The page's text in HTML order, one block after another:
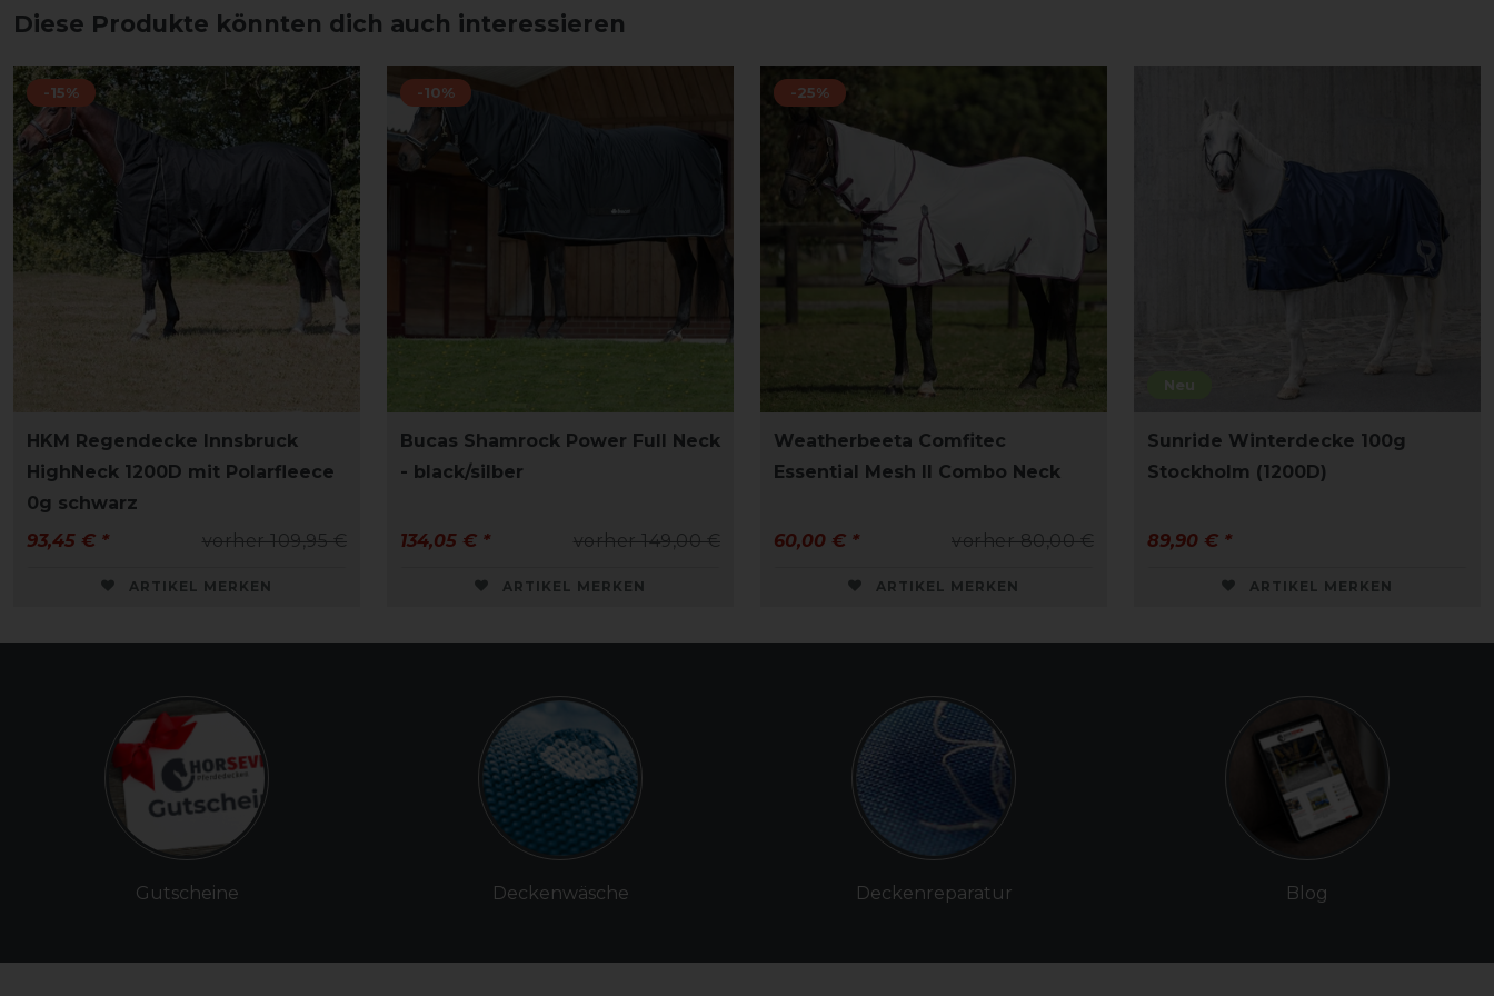
Diese Produkte könnten dich auch interessieren
-15%
HKM Regendecke Innsbruck
HighNeck 1200D mit Polarfleece
0g schwarz
vorher 109,95 €
93,45 € *
ARTIKEL MERKEN
-10%
Bucas Shamrock Power Full Neck
- black/silber
vorher 149,00 €
134,05 € *
ARTIKEL MERKEN
-25%
Weatherbeeta Comfitec
Essential Mesh II Combo Neck
vorher 80,00 €
60,00 € *
ARTIKEL MERKEN
Neu
Sunride Winterdecke 100g
Stockholm (1200D)
89,90 € *
ARTIKEL MERKEN
Gutscheine Deckenwäsche Deckenreparatur Blog